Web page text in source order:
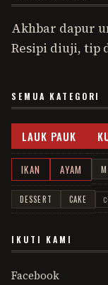
Akhbar dapur
Resipi diuji, tip
SEMUA KATEGORI
LAUK PAUK
IKAN AYAM
DESSERT CAKE
IKUTI KAMI
Facebook